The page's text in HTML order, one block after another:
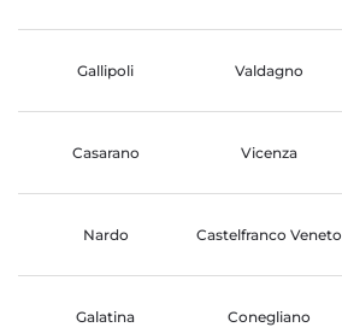
Gallipoli Valdagno
Casarano Vicenza
Nardo Castelfranco Veneto
Galatina Conegliano